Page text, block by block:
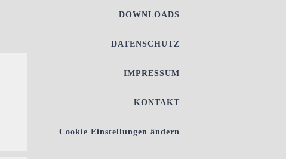
DOWNLOADS
DATENSCHUTZ
IMPRESSUM
KONTAKT
Cookie Einstellungen ändern